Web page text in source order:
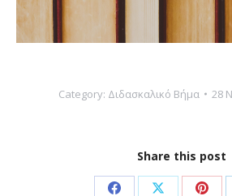
Category: Διδασκαλικό Βήμα 28
Share this post